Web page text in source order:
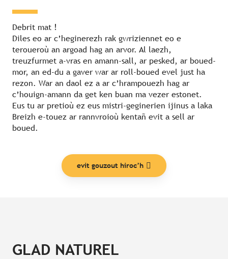
Debrit mat !
Diles eo ar c’heginerezh rak gwriziennet eo e
teroueroù an argoad hag an arvor. Al laezh,
treuzfurmet a-vras en amann-sall, ar pesked, ar boued-
mor, an ed-du a gaver war ar roll-boued evel just ha
rezon. War an daol ez a ar c’hrampouezh hag ar
c’houign-amann da get ken buan ma vezer estonet.
Eus tu ar pretioù ez eus mistri-geginerien ijinus a laka
Breizh e-touez ar rannvroioù kentañ evit a sell ar
boued.
evit gouzout hiroc’h
GLAD NATUREL